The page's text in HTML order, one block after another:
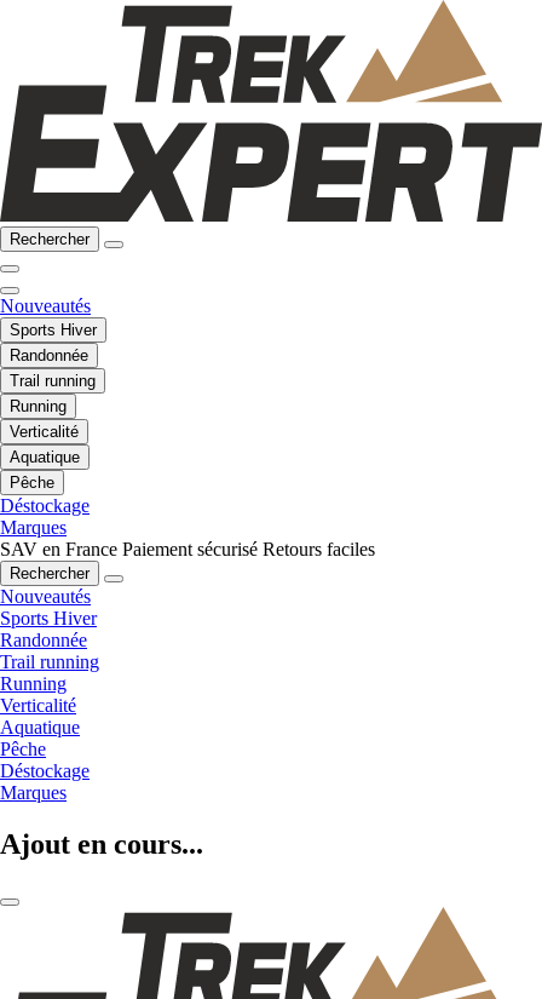
Rechercher
Nouveautés
Sports Hiver
Randonnée
Trail running
Running
Verticalité
Aquatique
Pêche
Déstockage
Marques
SAV en France Paiement sécurisé Retours faciles
Rechercher
Nouveautés
Sports Hiver
Randonnée
Trail running
Running
Verticalité
Aquatique
Pêche
Déstockage
Marques
Ajout en cours...